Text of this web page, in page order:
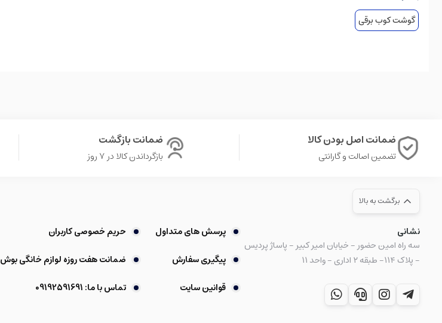
گوشت کوب برقی
ضمانت اصل بودن کالا
تضمین اصالت و گارانتی
ضمانت بازگشت
بازگرداندن کالا در ۷ روز
برگشت به بالا
نشانی
سه راه امین حضور - خیابان امیر کبیر - پاساژ پردیس
- پلاک ۱۱۴- طبقه ۲ اداری - واحد ۱۱
پرسش های متداول حریم خصوصی کاربران
پیگیری سفارش
ضمانت هفت روزه لوازم خانگی بوش
قوانین سایت
تماس با ما: 09192591691